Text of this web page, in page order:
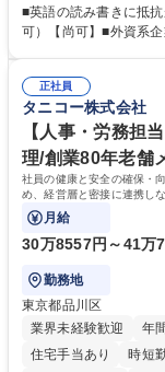
できる環境です。 ■日常経理、月次および年次決算サポート業務 ■本国
（グローバル）との英
業務をお任せします。
を進めやすく定着率の高い環境です。 募集職
出社程度のリモート
■英語の読み書きに抵
可）【尚可】■外資系
【働き方について】現
ライフバランスを重視
談可）。【求める人物
社内外と円滑にコミュ
歴・資格 学歴：大学
正社員
タニコー株式会社
【人事・労務担
理/創業80年老舗
社員の健康と安全の確保・
め、経営層と密接に連携し
流工程から関与していただ
月給
30万8557円～41万
勤務地
東京都品川区
業界未経験歓迎
年
住宅手当あり
時短